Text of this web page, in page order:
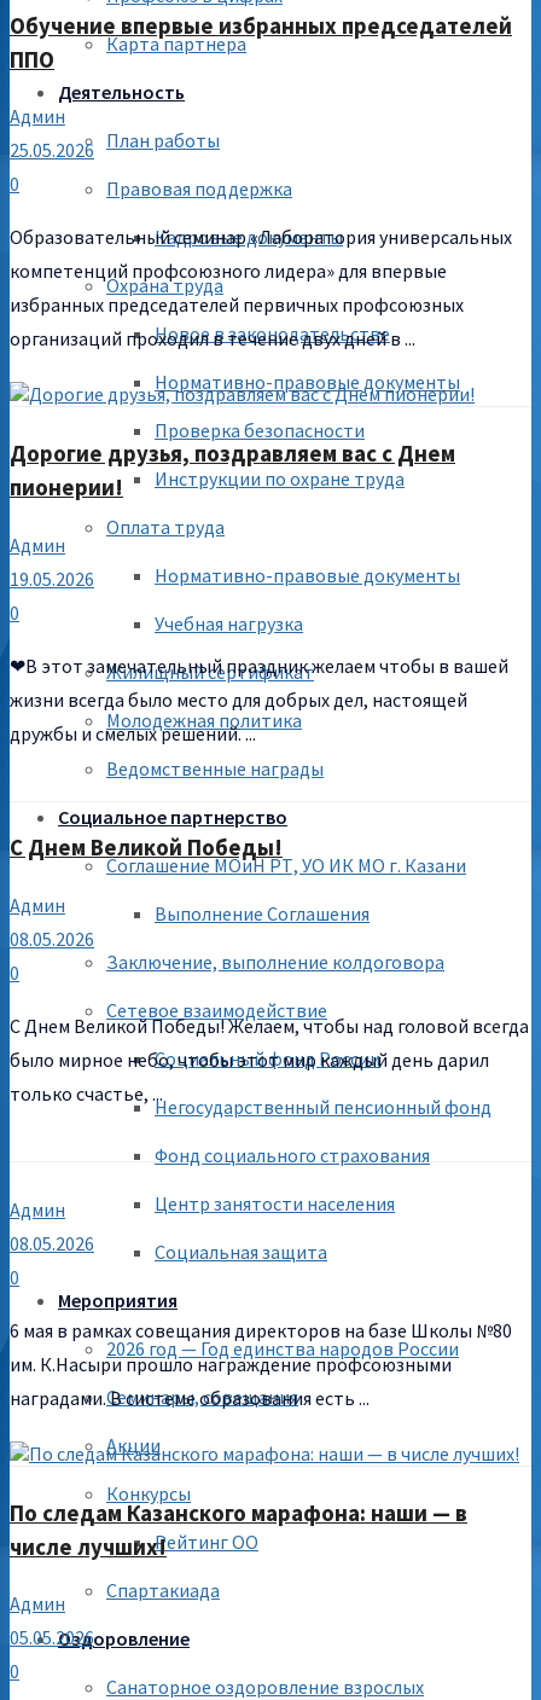
Карта партнера
Деятельность
План работы
Правовая поддержка
Кадровые документы
Охрана труда
Новое в законодательстве
Нормативно-правовые документы
Проверка безопасности
Инструкции по охране труда
Оплата труда
Нормативно-правовые документы
Учебная нагрузка
Жилищный сертификат
Молодежная политика
Ведомственные награды
Социальное партнерство
Соглашение МОиН РТ, УО ИК МО г. Казани
Выполнение Соглашения
Заключение, выполнение колдоговора
Сетевое взаимодействие
Социальный фонд России
Негосударственный пенсионный фонд
Фонд социального страхования
Центр занятости населения
Социальная защита
Мероприятия
2026 год — Год единства народов России
Семинары, совещания
Акции
Конкурсы
Рейтинг ОО
Спартакиада
Оздоровление
Санаторное оздоровление взрослых
Обучение впервые избранных председателей
ППО
Админ
25.05.2026
0
Образовательный семинар «Лаборатория универсальных
компетенций профсоюзного лидера» для впервые
избранных председателей первичных профсоюзных
организаций проходил в течение двух дней в ...
Дорогие друзья, поздравляем вас с Днем
пионерии!
Админ
19.05.2026
0
❤В этот замечательный праздник желаем чтобы в вашей
жизни всегда было место для добрых дел, настоящей
дружбы и смелых решений. ...
С Днем Великой Победы!
Админ
08.05.2026
0
С Днем Великой Победы! Желаем, чтобы над головой всегда
было мирное небо, чтобы этот мир каждый день дарил
только счастье, ...
Админ
08.05.2026
0
6 мая в рамках совещания директоров на базе Школы №80
им. К.Насыри прошло награждение профсоюзными
наградами. В системе образования есть ...
По следам Казанского марафона: наши — в
числе лучших!
Админ
05.05.2026
0